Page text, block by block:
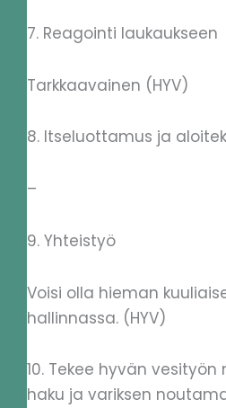
7. Reagointi laukaukseen
Tarkkaavainen (HYV)
8. Itseluottamus ja
–
9. Yhteistyö
Voisi olla hieman
hallinnassa. (HYV)
10. Tekee hyvän
haku ja variksen